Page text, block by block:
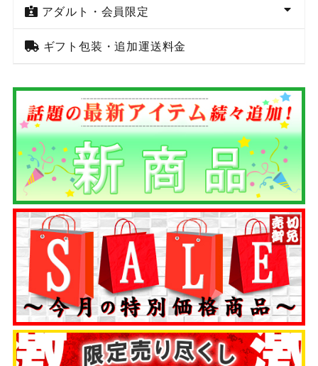
アダルト・会員限定
ギフト包装・追加運送料金